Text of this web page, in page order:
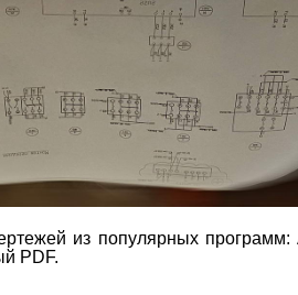
из популярных
PDF.